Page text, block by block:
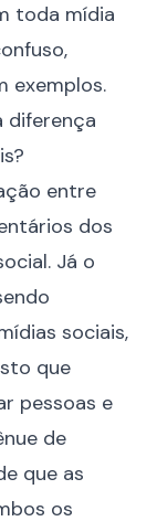
toda mídia
exemplos.
diferença
entre
dos
Já o
sociais,
que
pessoas e
de
que as
os